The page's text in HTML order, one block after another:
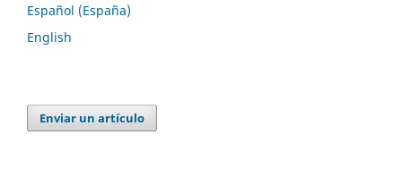
Español (España)
English
Enviar un artículo